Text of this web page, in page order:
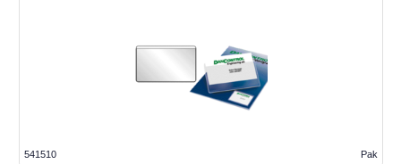
Pak
541510